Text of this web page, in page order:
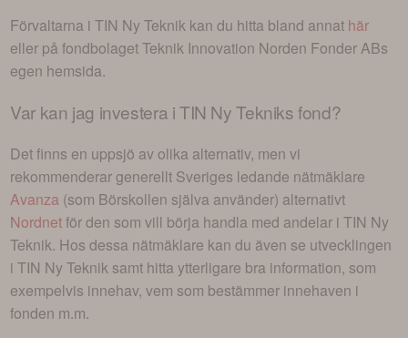
Förvaltarna iTIN Ny Teknik kan du hitta bland annat här
eller på fondbolagetTeknik Innovation Norden Fonder ABs
egen hemsida.
Var kan jag investera iTIN Ny Tekniks fond?
Det finns en uppsjö av olika alternativ, men vi
rekommenderar generellt Sveriges ledande nätmäklare
Avanza (som Börskollen själva använder) alternativt
Nordnetför den som vill börja handla med andelar iTIN Ny
Teknik. Hos dessa nätmäklare kan du även se utvecklingen
iTIN Ny Teknik samt hitta ytterligare bra information, som
exempelvis innehav, vem som bestämmer innehaven i
fonden m.m.